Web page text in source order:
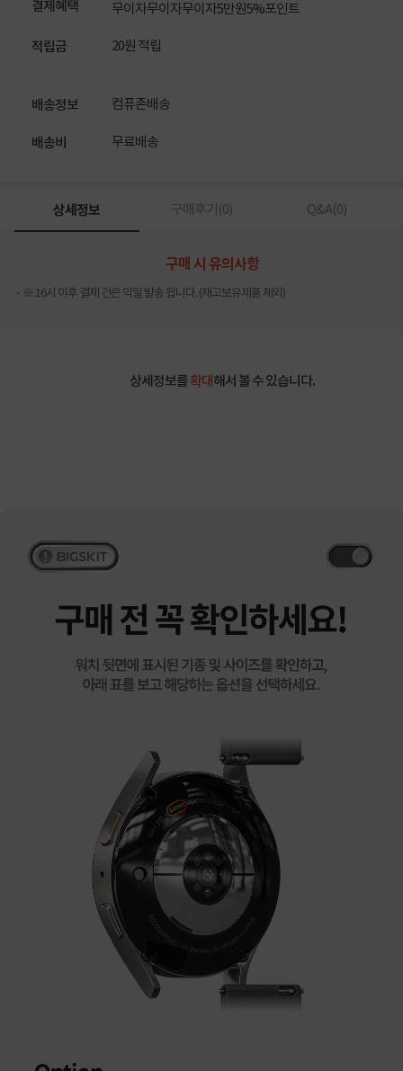
결제혜택 무이자무이자무이자5만원5%포인트
적립금 20원 적립
배송정보 컴퓨존배송
배송비 무료배송
상세정보 구매후기(0) Q&A(0)
구매 시 유의사항
※ 16시 이후 결제 건은 익일 발송 됩니다. (재고보유제품 제외)
상세정보를확대해서 볼 수 있습니다.